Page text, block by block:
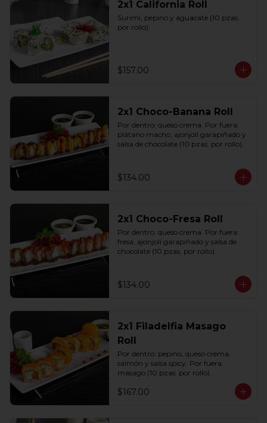
2x1 California Roll
Surimi, pepino y aguacate (10 pzas.
por rollo).
$157.00
2x1 Choco-Banana Roll
Por dentro: queso crema. Por fuera:
plátano macho, ajonjolí garapiñado y
salsa de chocolate (10 pzas. por rollo).
$134.00
2x1 Choco-Fresa Roll
Por dentro: queso crema. Por fuera:
fresa, ajonjolí garapiñado y salsa de
chocolate (10 pzas. por rollo).
$134.00
2x1 Filadelfia Masago
Roll
Por dentro: pepino, queso crema,
salmón y salsa spicy. Por fuera:
masago (10 pzas. por rollo).
$167.00